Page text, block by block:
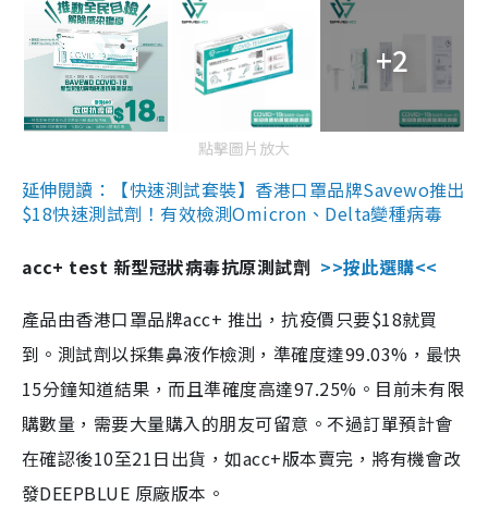
+2
點擊圖片放大
延伸閱讀：【快速測試套裝】香港口罩品牌Savewo推出
$18快速測試劑！有效檢測Omicron、Delta變種病毒
acc+ test 新型冠狀病毒抗原測試劑 >>按此選購<<
產品由香港口罩品牌acc+ 推出，抗疫價只要$18就買
到。測試劑以採集鼻液作檢測，準確度達99.03%，最快
15分鐘知道結果，而且準確度高達97.25%。目前未有限
購數量，需要大量購入的朋友可留意。不過訂單預計會
在確認後10至21日出貨，如acc+版本賣完，將有機會改
發DEEPBLUE 原廠版本。